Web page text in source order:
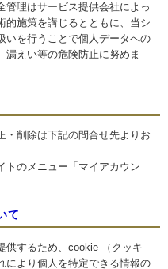
管理はサービス提供会社によっ
的施策を講じるとともに、当シ
いを行うことで個人データへの
漏えい等の危険防止に努めま
・削除は下記の問合せ先よりお
トのメニュー「マイアカウン
て
供するため、cookie （クッキ
により個人を特定できる情報の